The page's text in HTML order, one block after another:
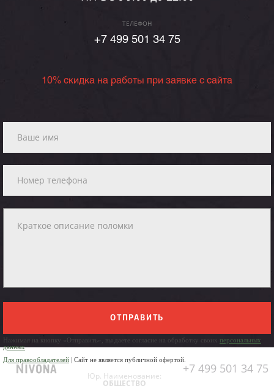
ТЕЛЕФОН
+7 499 501 34 75
10% скидка на работы при заявке с сайта
ОТПРАВИТЬ
Нажимая на кнопку «Отправить», вы даете согласие на обработку своих персональных
данных
Для правообладателей | Сайт не является публичной офертой.
+7 499 501 34 75
Юр. Наименование:
ОБЩЕСТВО